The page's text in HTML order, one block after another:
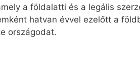
a földalatti és a legális
hatvan évvel ezelőtt a
országodat.